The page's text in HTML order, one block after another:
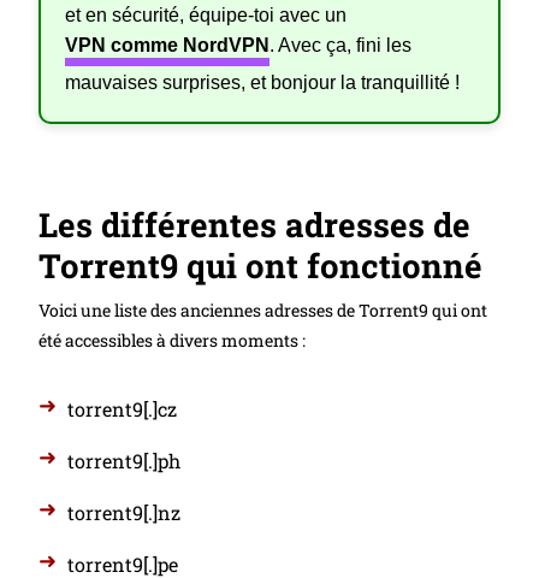
et en sécurité, équipe-toi avec un
VPN comme NordVPN . Avec ça, fini les
mauvaises surprises, et bonjour la tranquillité !
Les différentes adresses de
Torrent9 qui ont fonctionné
Voici une liste des anciennes adresses de Torrent9 qui ont
été accessibles à divers moments :
torrent9[.]cz
torrent9[.]ph
torrent9[.]nz
torrent9[.]pe